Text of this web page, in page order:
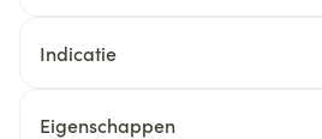
Indicatie
Eigenschappen